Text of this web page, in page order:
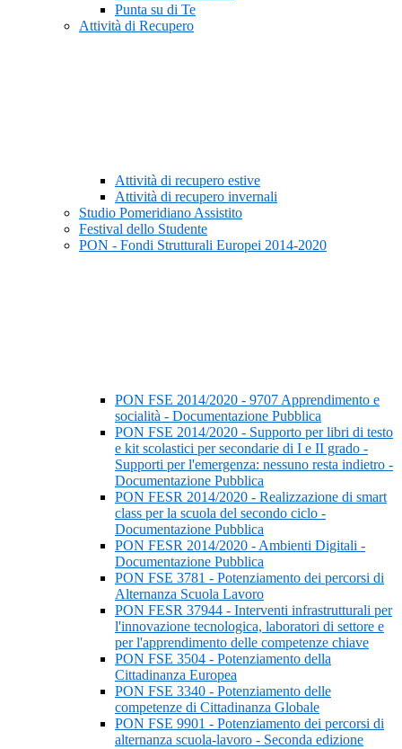
Punta su di Te
Attività di Recupero
Attività di recupero estive
Attività di recupero invernali
Studio Pomeridiano Assistito
Festival dello Studente
PON - Fondi Strutturali Europei 2014-2020
PON FSE 2014/2020 - 9707 Apprendimento e
socialità - Documentazione Pubblica
PON FSE 2014/2020 - Supporto per libri di testo
e kit scolastici per secondarie di I e II grado -
Supporti per l'emergenza: nessuno resta indietro -
Documentazione Pubblica
PON FESR 2014/2020 - Realizzazione di smart
class per la scuola del secondo ciclo -
Documentazione Pubblica
PON FESR 2014/2020 - Ambienti Digitali -
Documentazione Pubblica
PON FSE 3781 - Potenziamento dei percorsi di
Alternanza Scuola Lavoro
PON FESR 37944 - Interventi infrastrutturali per
l'innovazione tecnologica, laboratori di settore e
per l'apprendimento delle competenze chiave
PON FSE 3504 - Potenziamento della
Cittadinanza Europea
PON FSE 3340 - Potenziamento delle
competenze di Cittadinanza Globale
PON FSE 9901 - Potenziamento dei percorsi di
alternanza scuola-lavoro - Seconda edizione